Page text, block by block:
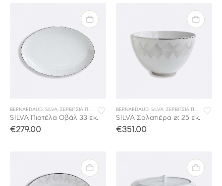
BERNARDAUD, SILVA, ΣΕΡΒΙΤΣΙΑ ΠΟΡΣΕΛΑΝΗΣ ,ΣΕΡΒΙΤΣΙΑ ΦΑΓΗΤΟΥ
SILVA Πιατέλα Οβάλ 33 εκ.
€279.00
BERNARDAUD, SILVA, ΣΕΡΒΙΤΣΙΑ ΠΟΡΣΕΛΑΝΗΣ
SILVA Σαλατιέρα ø: 25 εκ.
€351.00